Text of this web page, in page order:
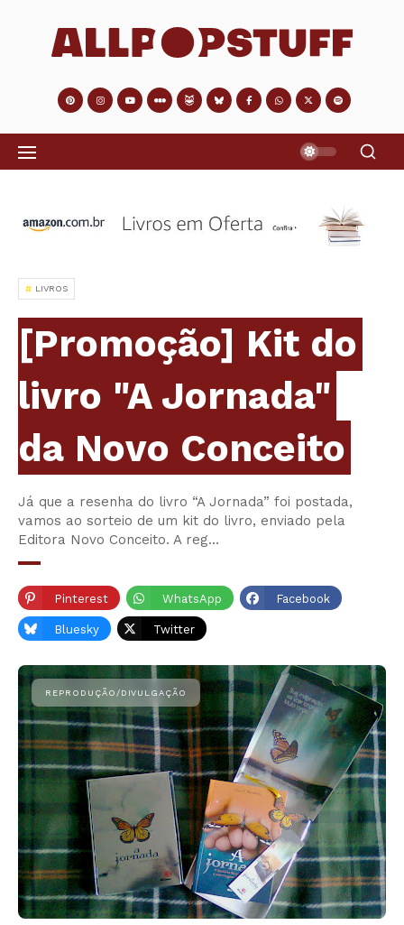
LIVROS
[Promoção] Kit do
livro "A Jornada"
da Novo Conceito
Já que a resenha do livro “A Jornada” foi postada,
vamos ao sorteio de um kit do livro, enviado pela
Editora Novo Conceito. A reg…
Pinterest WhatsApp Facebook
Bluesky Twitter